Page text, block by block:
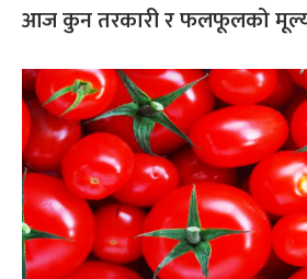
आज कुन तरकारी र फलफूलको